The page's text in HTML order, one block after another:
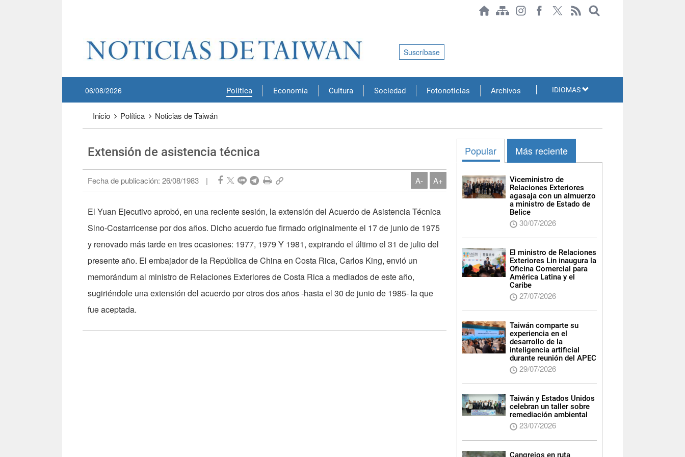
Política Economía Cultura Sociedad Fotonoticias Archivos
06/08/2026
Suscríbase
IDIOMAS
Inicio Política Noticias de Taiwán
Extensión de asistencia técnica
Fecha de publicación: 26/08/1983 | A- A+
El Yuan Ejecutivo aprobó, en una reciente sesión, la extensión del Acuerdo de Asistencia Técnica
Sino-Costarricense por dos años. Dicho acuerdo fue firmado originalmente el 17 de junio de 1975
y renovado más tarde en tres ocasiones: 1977, 1979 Y 1981, expirando el último el 31 de julio del
presente año. El embajador de la República de China en Costa Rica, Carlos King, envió un
memorándum al ministro de Relaciones Exteriores de Costa Rica a mediados de este año,
sugiriéndole una extensión del acuerdo por otros dos años -hasta el 30 de junio de 1985- la que
fue aceptada.
Popular Más reciente
Viceministro de
Relaciones Exteriores
agasaja con un almuerzo
a ministro de Estado de
Belice
30/07/2026
El ministro de Relaciones
Exteriores Lin inaugura la
Oficina Comercial para
América Latina y el
Caribe
27/07/2026
Taiwán comparte su
experiencia en el
desarrollo de la
inteligencia artificial
durante reunión del APEC
29/07/2026
Taiwán y Estados Unidos
celebran un taller sobre
remediación ambiental
23/07/2026
Cangrejos en ruta